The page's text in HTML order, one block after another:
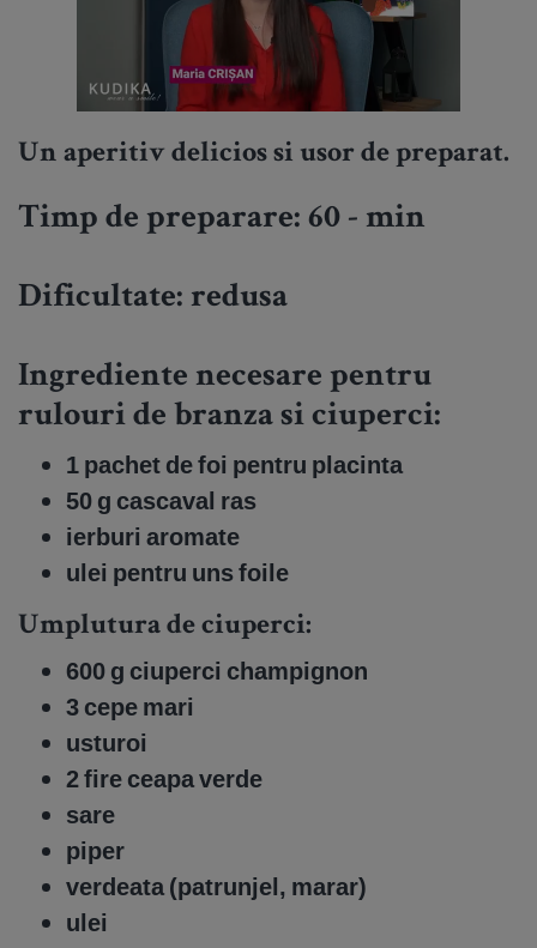
Un aperitiv delicios si usor de preparat.
Timp de preparare: 60 - min
Dificultate: redusa
Ingrediente necesare pentru
rulouri de branza si ciuperci:
1 pachet de foi pentru placinta
50 g cascaval ras
ierburi aromate
ulei pentru uns foile
Umplutura de ciuperci:
600 g ciuperci champignon
3 cepe mari
usturoi
2 fire ceapa verde
sare
piper
verdeata (patrunjel, marar)
ulei